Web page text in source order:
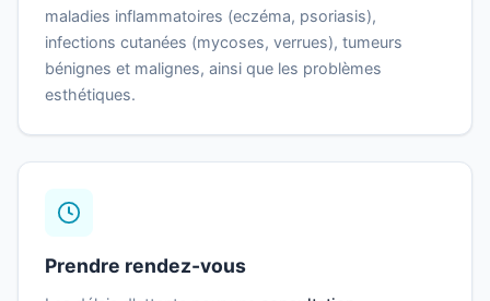
maladies inflammatoires (eczéma, psoriasis),
infections cutanées (mycoses, verrues), tumeurs
bénignes et malignes, ainsi que les problèmes
esthétiques.
Prendre rendez-vous